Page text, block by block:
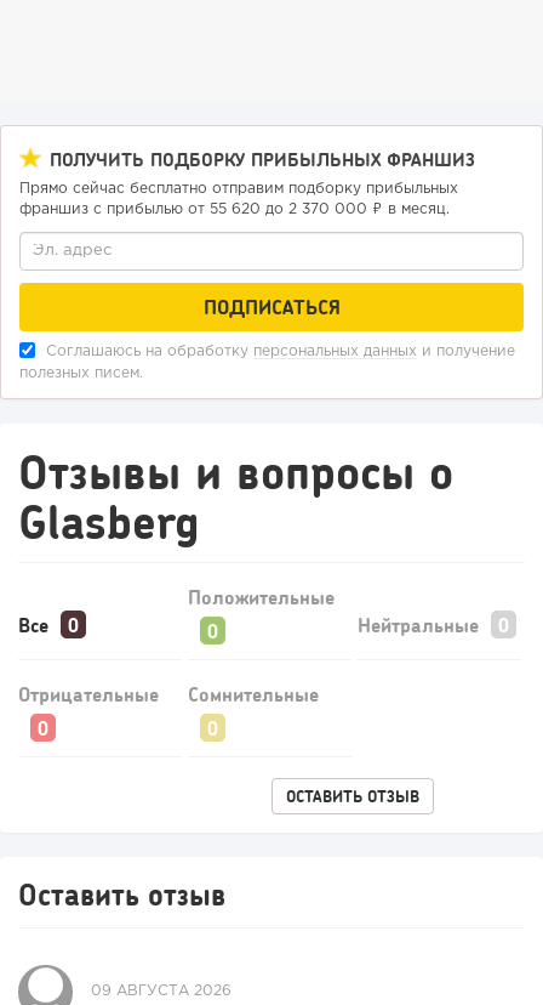
ПОЛУЧИТЬ ПОДБОРКУ ПРИБЫЛЬНЫХ ФРАНШИЗ
Прямо сейчас бесплатно отправим подборку прибыльных
франшиз с прибылью от 55 620 до 2 370 000 ₽ в месяц.
Соглашаюсь на обработку персональных данных и получение
полезных писем.
Отзывы и вопросы о
Glasberg
Все
Положительные
Нейтральные
Отрицательные Сомнительные
ОСТАВИТЬ ОТЗЫВ
Оставить отзыв
09 АВГУСТА 2026